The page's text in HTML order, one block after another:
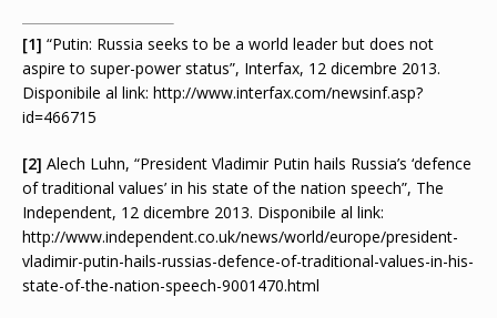
[1] “Putin: Russia seeks to be a world leader but does not
aspire to super-power status”, Interfax, 12 dicembre 2013.
Disponibile al link: http://www.interfax.com/newsinf.asp?
id=466715
[2] Alech Luhn, “President Vladimir Putin hails Russia’s ‘defence
of traditional values’ in his state of the nation speech”, The
Independent, 12 dicembre 2013. Disponibile al link:
http://www.independent.co.uk/news/world/europe/president-
vladimir-putin-hails-russias-defence-of-traditional-values-in-his-
state-of-the-nation-speech-9001470.html